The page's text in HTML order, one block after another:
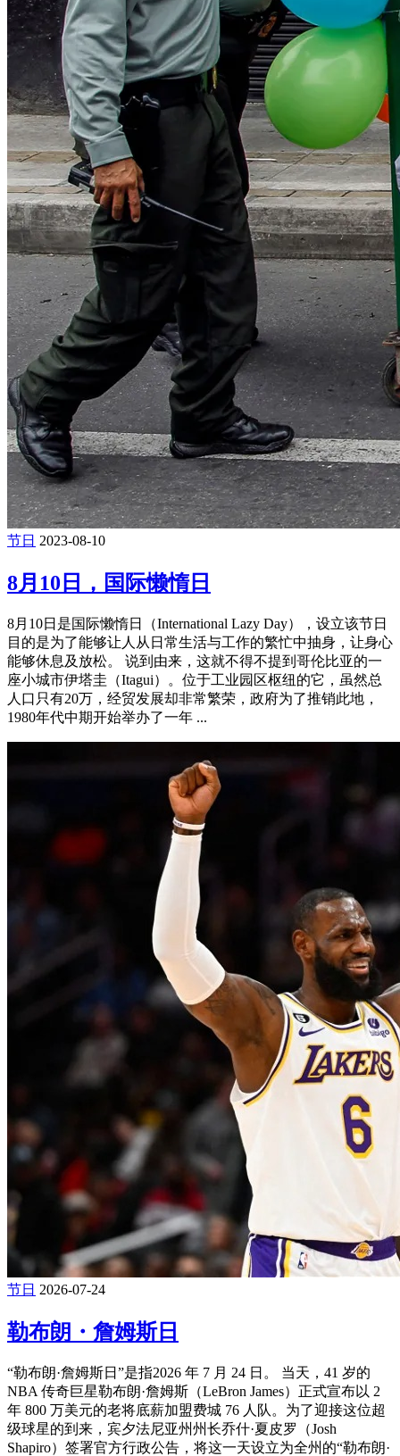
节日 2023-08-10
8月10日，国际懒惰日
8月10日是国际懒惰日（International Lazy Day），设立该节日
目的是为了能够让人从日常生活与工作的繁忙中抽身，让身心
能够休息及放松。 说到由来，这就不得不提到哥伦比亚的一
座小城市伊塔圭（Itagui）。位于工业园区枢纽的它，虽然总
人口只有20万，经贸发展却非常繁荣，政府为了推销此地，
1980年代中期开始举办了一年 ...
节日 2026-07-24
勒布朗・詹姆斯日
“勒布朗·詹姆斯日”是指‌2026 年 7 月 24 日‌。 当天，41 岁的
NBA 传奇巨星勒布朗·詹姆斯（LeBron James）正式宣布以 2
年 800 万美元的老将底薪加盟费城 76 人队。为了迎接这位超
级球星的到来，宾夕法尼亚州州长乔什·夏皮罗（Josh
Shapiro）签署官方行政公告，将这一天设立为全州的“勒布朗·